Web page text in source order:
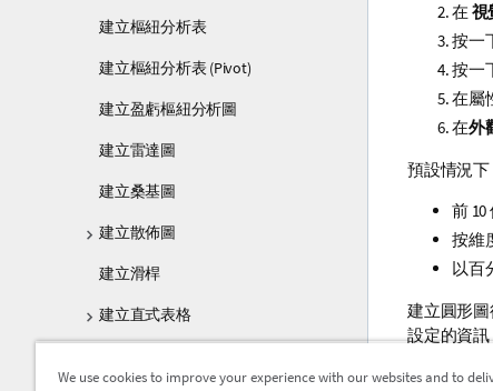
建立樞紐分析表
建立樞紐分析表 (Pivot)
建立盈虧樞紐分析圖
建立雷達圖
建立桑基圖
建立散佈圖
建立滑桿
建立直式表格
在 視
按一
按一
在屬
在外
預設情況下
前
按維
以百
建立圓形
設定的資
We use cookies to improve your experience with our websites and to